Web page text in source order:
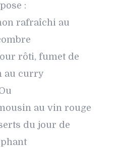
:
rafraîchi au
rôti, fumet de
au curry
au vin rouge
du jour de